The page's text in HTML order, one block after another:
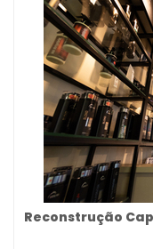
Reconstrução